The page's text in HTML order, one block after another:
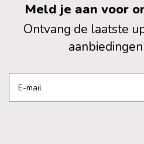
Meld je aan voor
Ontvang de laatste